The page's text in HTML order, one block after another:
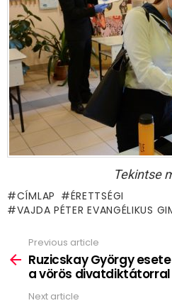
Tekintse
CÍMLAP
ÉRETTSÉGI
VAJDA PÉTER EVANGÉLIKUS
more
Previous article
Ruzicskay György
a vörös divatdiktátorral
Next article